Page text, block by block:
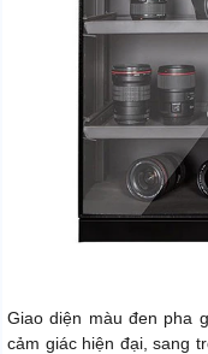
Giao diện màu đen pha
cảm giác hiện đại, sang